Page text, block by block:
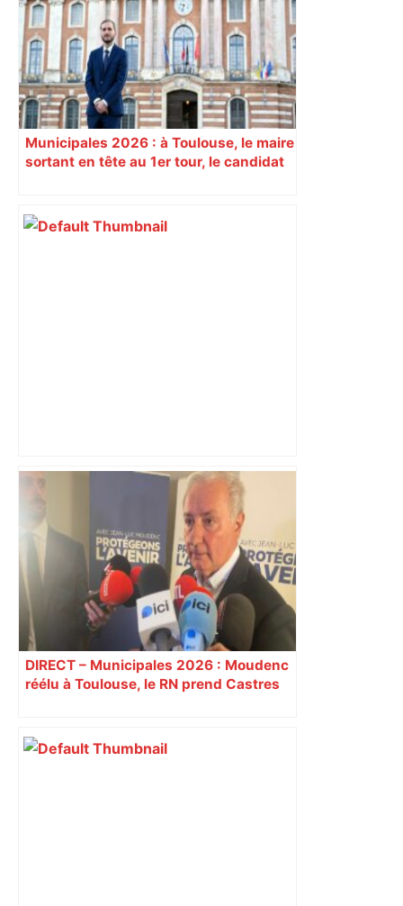
reculent – ici.fr
Municipales 2026 : à Toulouse, le maire
sortant en tête au 1er tour, le candidat
Municipales 2026 à Toulouse : voiture,
métro et train encombrent la campagne
électorale – – Le Mans.maville.com
DIRECT – Municipales 2026 : Moudenc
réélu à Toulouse, le RN prend Castres